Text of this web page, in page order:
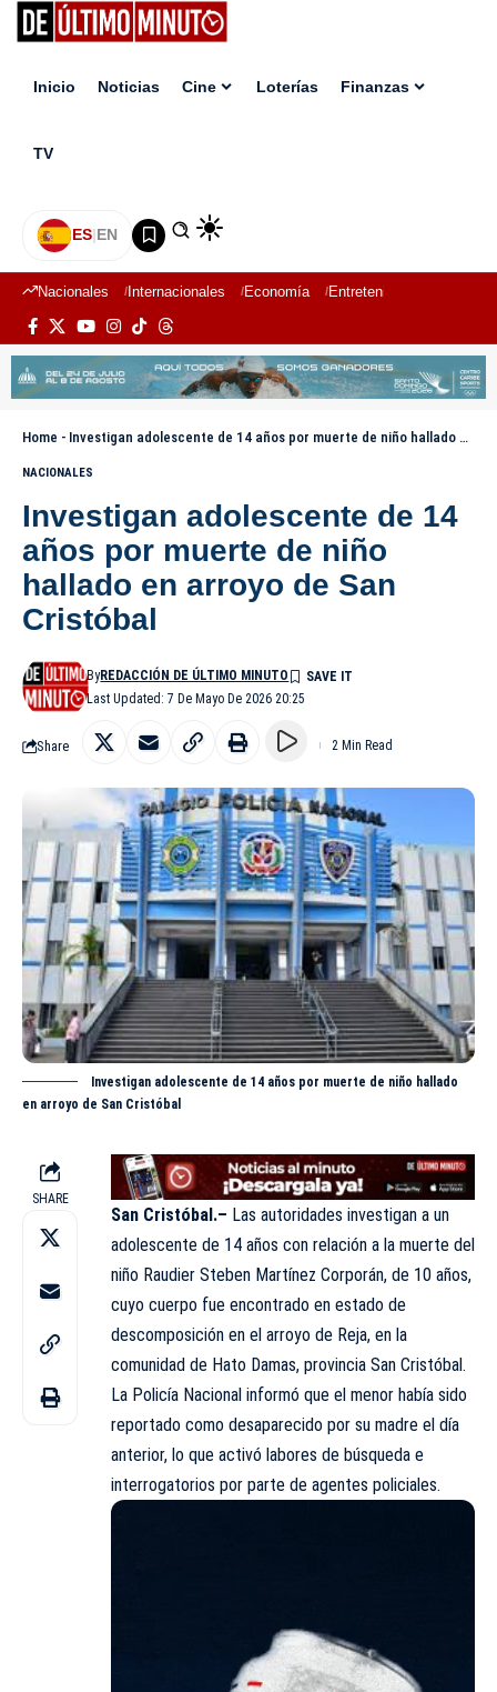
Inicio Noticias Cine Loterías Finanzas
TV
ES|EN
Nacionales Internacionales Economía Entretenimiento
Home - Investigan adolescente de 14 años por muerte de niño hallado en arroyo de San Cristóbal
NACIONALES
Investigan adolescente de 14
años por muerte de niño
hallado en arroyo de San
Cristóbal
Last Updated: 7 De Mayo De 2026 20:25
ByREDACCIÓN DE ÚLTIMO MINUTO
Share 2 Min Read
Investigan adolescente de 14 años por muerte de niño hallado
en arroyo de San Cristóbal
SHARE
San Cristóbal.– Las autoridades investigan a un
adolescente de 14 años con relación a la muerte del
niño Raudier Steben Martínez Corporán, de 10 años,
cuyo cuerpo fue encontrado en estado de
descomposición en el arroyo de Reja, en la
comunidad de Hato Damas, provincia San Cristóbal.
La Policía Nacional informó que el menor había sido
reportado como desaparecido por su madre el día
anterior, lo que activó labores de búsqueda e
interrogatorios por parte de agentes policiales.